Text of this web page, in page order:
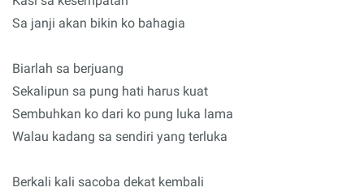
Sa janji akan bikin ko bahagia
Biarlah sa berjuang
Sekalipun sa pung hati harus kuat
Sembuhkan ko dari ko pung luka lama
Walau kadang sa sendiri yang terluka
Berkali kali sacoba dekat kembali